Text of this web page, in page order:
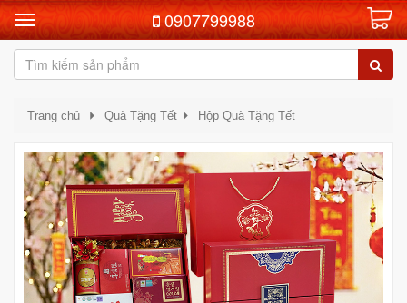
0907799988
Trang chủ Quà Tặng Tết Hộp Quà Tặng Tết